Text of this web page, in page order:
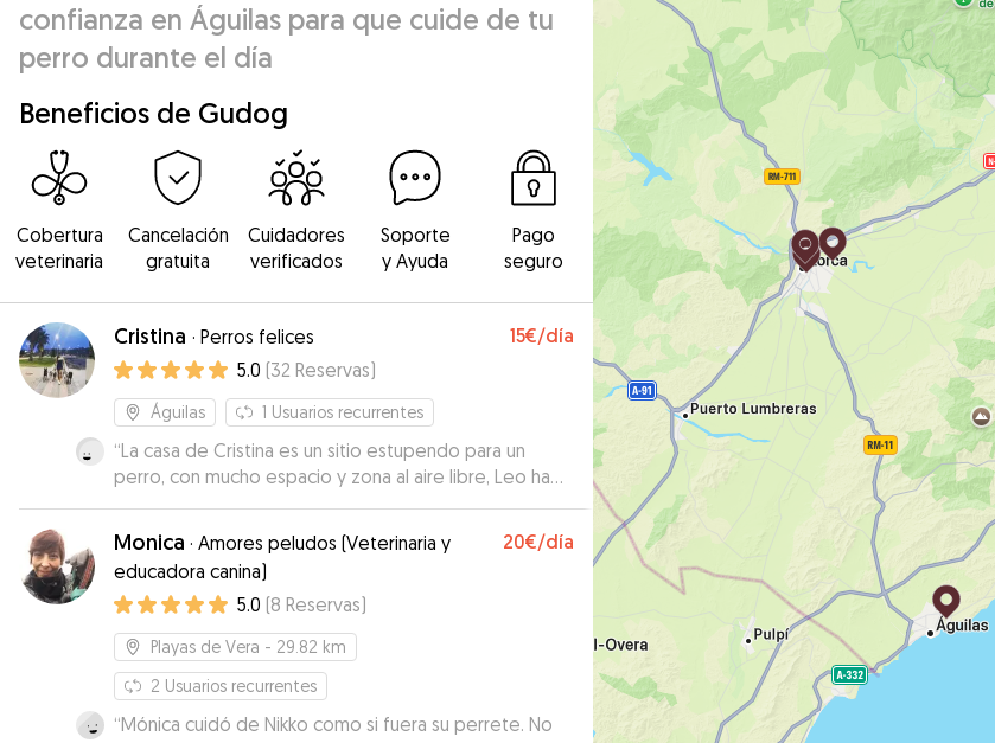
confianza en Águilas para que cuide de tu
perro durante el día
Beneficios de Gudog
Cobertura
veterinaria
Cancelación
gratuita
Cuidadores
verificados
Soporte
y Ayuda
Pago
seguro
Cristina · Perros felices 15€/día
5.0 (32 Reservas)
Águilas 1 Usuarios recurrentes
“La casa de Cristina es un sitio estupendo para un
perro, con mucho espacio y zona al aire libre, Leo ha
estado encantado jugando y muy bien atendido.
Estuvimos en todo momento recibiendo fotos y
vídeos, la verdad que recomendado al 100%.
Monica · Amores peludos (Veterinaria y
educadora canina)
20€/día
5.0 (8 Reservas)
Playas de Vera - 29.82 km
2 Usuarios recurrentes
“Mónica cuidó de Nikko como si fuera su perrete. No